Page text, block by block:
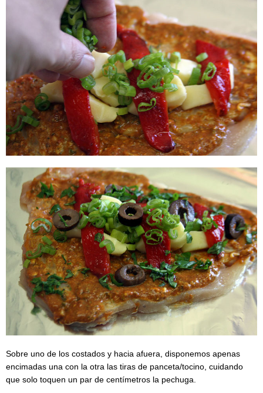
Sobre uno de los costados y hacia afuera, disponemos apenas
encimadas una con la otra las tiras de panceta/tocino, cuidando
que solo toquen un par de centímetros la pechuga.